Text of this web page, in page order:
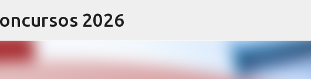
Pular para o conteúdo principal
2026